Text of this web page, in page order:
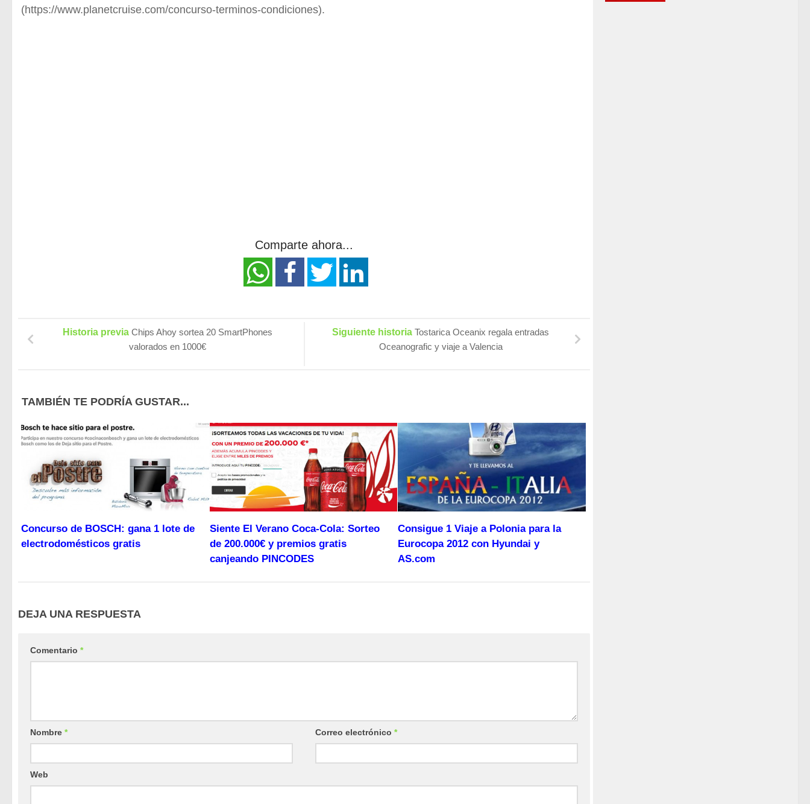
(https://www.planetcruise.com/concurso-terminos-condiciones).
Comparte ahora...
Siguiente historia Tostarica Oceanix regala entradas
Oceanografic y viaje a Valencia
Historia previa Chips Ahoy sortea 20 SmartPhones
valorados en 1000€
TAMBIÉN TE PODRÍA GUSTAR...
Concurso de BOSCH: gana 1 lote de
electrodomésticos gratis
Siente El Verano Coca-Cola: Sorteo
de 200.000€ y premios gratis
canjeando PINCODES
Consigue 1 Viaje a Polonia para la
Eurocopa 2012 con Hyundai y
AS.com
DEJA UNA RESPUESTA
Comentario *
Nombre * Correo electrónico *
Web